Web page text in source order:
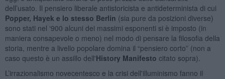
dell’usato. Il pensiero liberale antistoricista e antideterminista di cui
Popper, Hayek e lo stesso Berlin (sia pure da posizioni diverse)
sono stati nel ‘900 alcuni dei massimi esponenti si è imposto (in
maniera consapevole o meno) nel modo di pensare la filosofia della
storia, mentre a livello popolare domina il “pensiero corto” (non a
caso questo è un assillo dell'History Manifesto citato sopra).
L’irrazionalismo novecentesco e la crisi dell'illuminismo fanno il